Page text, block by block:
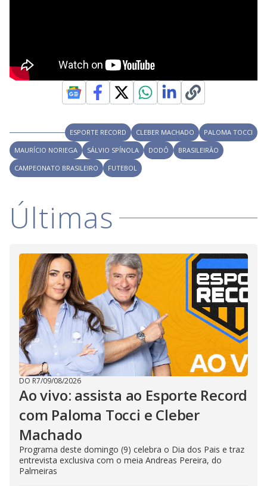
ESPORTE RECORD CLEBER MACHADO
PALOMA TOCCI
MAURÍCIO NORIEGA
SÁLVIO SPÍNOLA DODÔ
BRASILEIRÃO
CAMPEONATO BRASILEIRO
FUTEBOL
Últimas
DO R7/09/08/2026
Ao vivo: assista ao Esporte Record
com Paloma Tocci e Cleber
Machado
Programa deste domingo (9) celebra o Dia dos Pais e traz
entrevista exclusiva com o meia Andreas Pereira, do
Palmeiras